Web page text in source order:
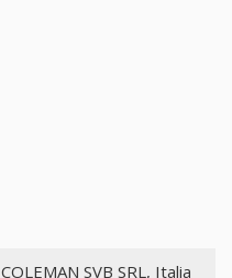
COLEMAN SVB SRL, Italia